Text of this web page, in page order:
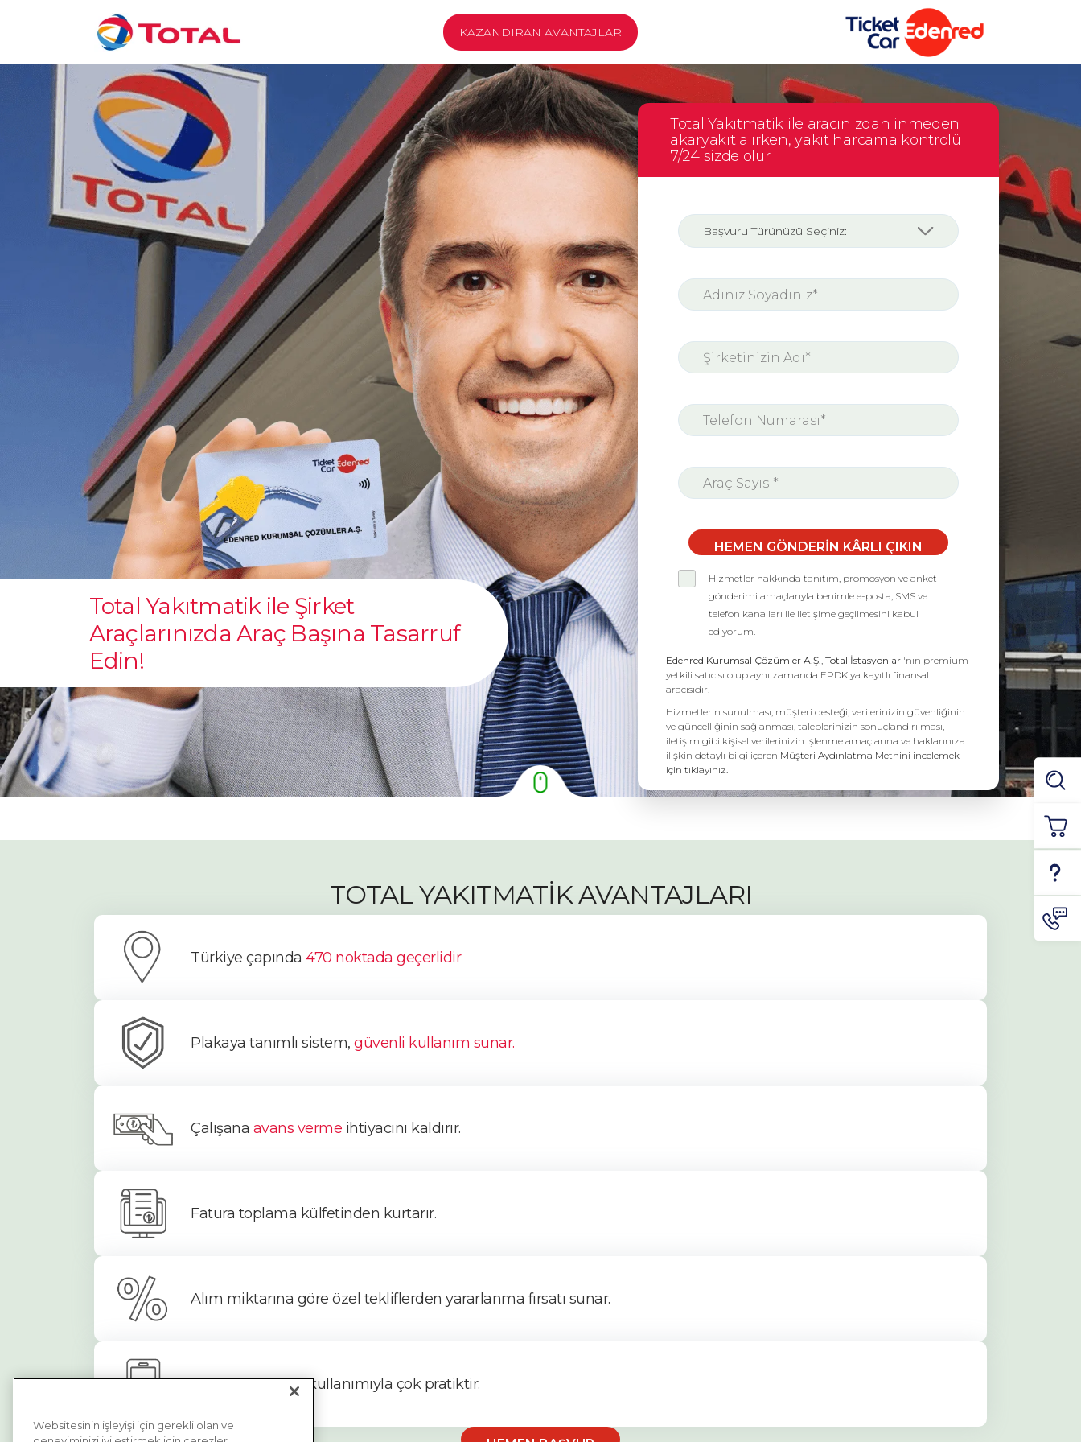
KAZANDIRAN AVANTAJLAR
Total Yakıtmatik ile Şirket
Araçlarınızda Araç Başına Tasarruf
Edin!
Total Yakıtmatik ile aracınızdan inmeden
akaryakıt alırken, yakıt harcama kontrolü
7/24 sizde olur.
Başvuru Türünüzü Seçiniz:
HEMEN GÖNDERİN KÂRLI ÇIKIN
Hizmetler hakkında tanıtım, promosyon ve anket
gönderimi amaçlarıyla benimle e-posta, SMS ve
telefon kanalları ile iletişime geçilmesini kabul
ediyorum.
Edenred Kurumsal Çözümler A.Ş., Total İstasyonları'nın premium
yetkili satıcısı olup aynı zamanda EPDK'ya kayıtlı finansal
aracısıdır.
Hizmetlerin sunulması, müşteri desteği, verilerinizin güvenliğinin
ve güncelliğinin sağlanması, taleplerinizin sonuçlandırılması,
iletişim gibi kişisel verilerinizin işlenme amaçlarına ve haklarınıza
ilişkin detaylı bilgi içeren Müşteri Aydınlatma Metnini incelemek
için tıklayınız.
TOTAL YAKITMATİK AVANTAJLARI
Türkiye çapında 470 noktada geçerlidir
Plakaya tanımlı sistem, güvenli kullanım sunar.
Çalışana avans verme ihtiyacını kaldırır.
Fatura toplama külfetinden kurtarır.
Alım miktarına göre özel tekliflerden yararlanma fırsatı sunar.
Tamamen dijital kullanımıyla çok pratiktir.
Websitesinin işleyişi için gerekli olan ve